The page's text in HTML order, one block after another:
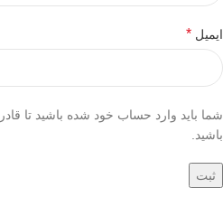
ایمیل *
شما باید وارد حساب خود شده باشید تا
باشید.